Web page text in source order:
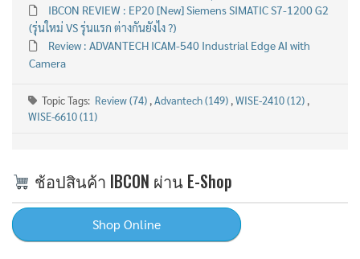
IBCON REVIEW : EP20 [New] Siemens SIMATIC S7-1200 G2
(รุ่นใหม่ VS รุ่นแรก ต่างกันยังไง ?)
Review : ADVANTECH ICAM-540 Industrial Edge AI with
Camera
Topic Tags: Review (74) ,Advantech (149) ,WISE-2410 (12) ,
WISE-6610 (11)
ช้อปสินค้า IBCON ผ่าน E-Shop